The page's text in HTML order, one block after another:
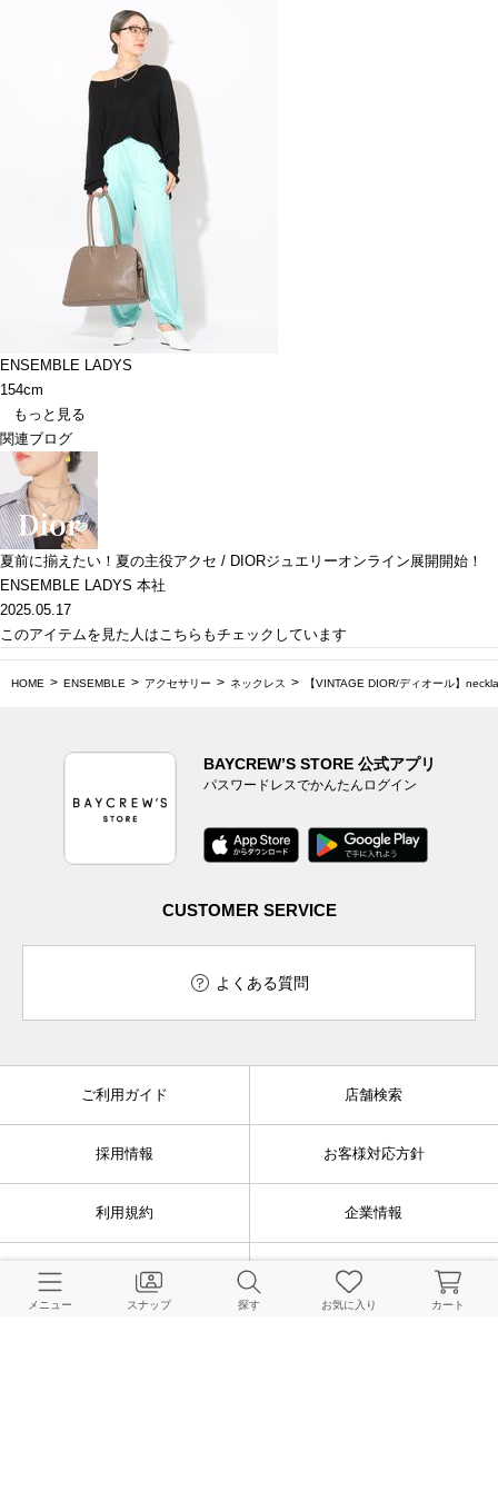
ENSEMBLE LADYS
154cm
もっと見る
関連ブログ
夏前に揃えたい！夏の主役アクセ / DIORジュエリーオンライン展開開始！
ENSEMBLE LADYS 本社
2025.05.17
このアイテムを見た人はこちらもチェックしています
HOME ENSEMBLE アクセサリー ネックレス 【VINTAGE DIOR/ディオール】
BAYCREW’S STORE 公式アプリ
パスワードレスでかんたんログイン
CUSTOMER SERVICE
よくある質問
ご利用ガイド 店舗検索
採用情報 お客様対応方針
利用規約 企業情報
個人情報保護方針 特定商取引法に基づく表記
メニュー スナップ 探す お気に入り カート